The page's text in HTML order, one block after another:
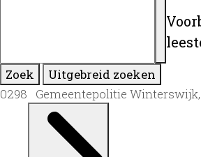
Zoek
Uitgebreid zoeken
0298 Gemeentepolitie Winterswijk,